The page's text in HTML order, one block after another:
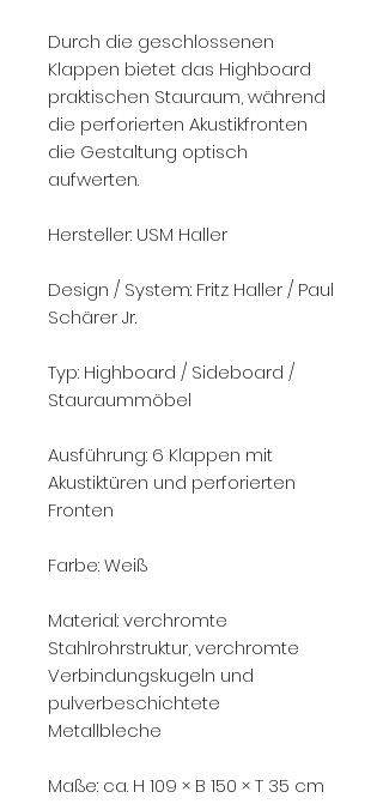
Durch die geschlossenen
Klappen bietet das Highboard
praktischen Stauraum, während
die perforierten Akustikfronten
die Gestaltung optisch
aufwerten.
Hersteller: USM Haller
Design / System: Fritz Haller / Paul
Schärer Jr.
Typ: Highboard / Sideboard /
Stauraummöbel
Ausführung: 6 Klappen mit
Akustiktüren und perforierten
Fronten
Farbe: Weiß
Material: verchromte
Stahlrohrstruktur, verchromte
Verbindungskugeln und
pulverbeschichtete
Metallbleche
Maße: ca. H 109 × B 150 × T 35 cm